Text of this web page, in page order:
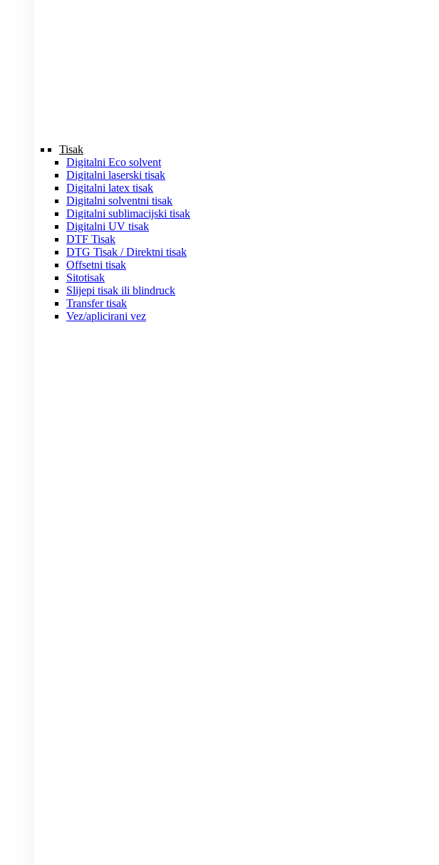
Tisak
Digitalni Eco solvent
Digitalni laserski tisak
Digitalni latex tisak
Digitalni solventni tisak
Digitalni sublimacijski tisak
Digitalni UV tisak
DTF Tisak
DTG Tisak / Direktni tisak
Offsetni tisak
Sitotisak
Slijepi tisak ili blindruck
Transfer tisak
Vez/aplicirani vez